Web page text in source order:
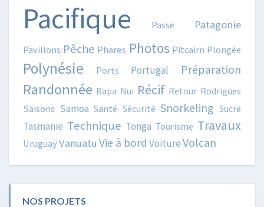
Pacifique Passe Patagonie
Pavillons Pêche Phares Photos Pitcairn Plongée
Polynésie Ports Portugal Préparation
Randonnée Rapa Nui Récif Retour Rodrigues
Saisons Samoa Santé Sécurité Snorkeling Sucre
Tasmanie Technique Tonga Tourisme Travaux
UruguayVanuatu Vie à bord VoitureVolcan
NOS PROJETS